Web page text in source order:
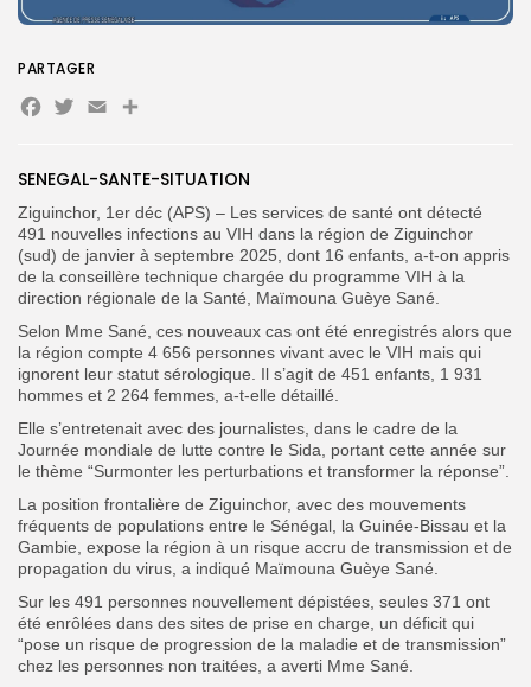
for:
FR
SENEGAL-SANTE-SITUATION
Ziguinchor, 1er déc (APS) – Les services de santé ont détecté
491 nouvelles infections au VIH dans la région de Ziguinchor
(sud) de janvier à septembre 2025, dont 16 enfants, a-t-on appris
de la conseillère technique chargée du programme VIH à la
direction régionale de la Santé, Maïmouna Guèye Sané.
Selon Mme Sané, ces nouveaux cas ont été enregistrés alors que
la région compte 4 656 personnes vivant avec le VIH mais qui
ignorent leur statut sérologique. Il s’agit de 451 enfants, 1 931
hommes et 2 264 femmes, a-t-elle détaillé.
Elle s’entretenait avec des journalistes, dans le cadre de la
Journée mondiale de lutte contre le Sida, portant cette année sur
le thème “Surmonter les perturbations et transformer la réponse”.
La position frontalière de Ziguinchor, avec des mouvements
fréquents de populations entre le Sénégal, la Guinée-Bissau et la
Gambie, expose la région à un risque accru de transmission et de
propagation du virus, a indiqué Maïmouna Guèye Sané.
Sur les 491 personnes nouvellement dépistées, seules 371 ont
été enrôlées dans des sites de prise en charge, un déficit qui
“pose un risque de progression de la maladie et de transmission”
chez les personnes non traitées, a averti Mme Sané.
PARTAGER
Facebook
Twitter
EmailPartager